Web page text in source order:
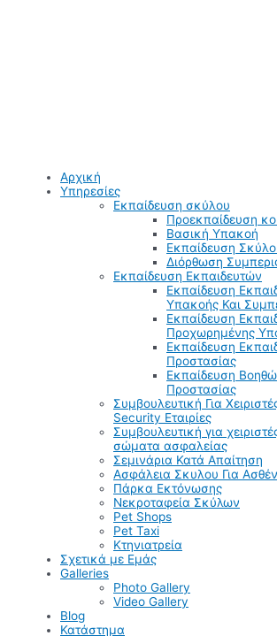
Αρχική
Υπηρεσίες
Εκπαίδευση σκύλου
Προεκπαίδευση
Βασική Υπακοή
Εκπαίδευση
Διόρθωση
Εκπαίδευση Εκπαιδευτών
Εκπαίδευση
Υπακοής Και
Εκπαίδευση
Προχωρημένης
Εκπαίδευση
Προστασίας
Εκπαίδευση
Προστασίας
Συμβουλευτική Για
Security Εταιρίες
Συμβουλευτική για
σώματα ασφαλείας
Σεμινάρια Κατά Απαίτηση
Ασφάλεια Σκυλου Για
Πάρκα Εκτόνωσης
Νεκροταφεία Σκύλων
Pet Shops
Pet Taxi
Κτηνιατρεία
Σχετικά με Εμάς
Galleries
Photo Gallery
Video Gallery
Blog
Κατάστημα